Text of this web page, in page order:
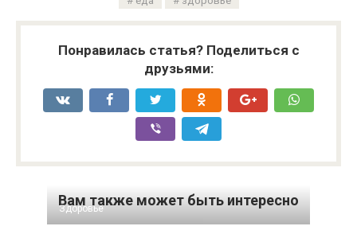
Понравилась статья? Поделиться с
друзьями:
Вам также может быть интересно
Здоровье